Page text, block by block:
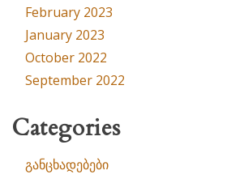
February 2023
January 2023
October 2022
September 2022
Categories
განცხადებები